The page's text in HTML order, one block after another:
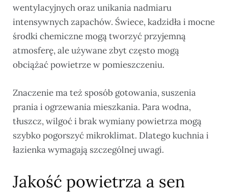
wentylacyjnych oraz unikania nadmiaru
intensywnych zapachów. Świece, kadzidła i mocne
środki chemiczne mogą tworzyć przyjemną
atmosferę, ale używane zbyt często mogą
obciążać powietrze w pomieszczeniu.
Znaczenie ma też sposób gotowania, suszenia
prania i ogrzewania mieszkania. Para wodna,
tłuszcz, wilgoć i brak wymiany powietrza mogą
szybko pogorszyć mikroklimat. Dlatego kuchnia i
łazienka wymagają szczególnej uwagi.
Jakość powietrza a sen